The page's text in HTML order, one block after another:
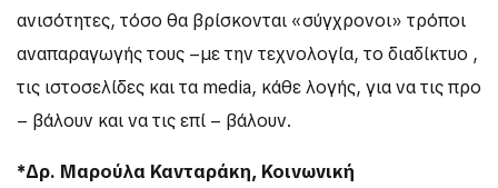
ανισότητες, τόσο θα βρίσκονται «σύγχρονοι» τρόποι
αναπαραγωγής τους –με την τεχνολογία, το διαδίκτυο ,
τις ιστοσελίδες και τα media, κάθε λογής, για να τις προ
– βάλουν και να τις επί – βάλουν.
*Δρ. Μαρούλα Κανταράκη, Κοινωνική